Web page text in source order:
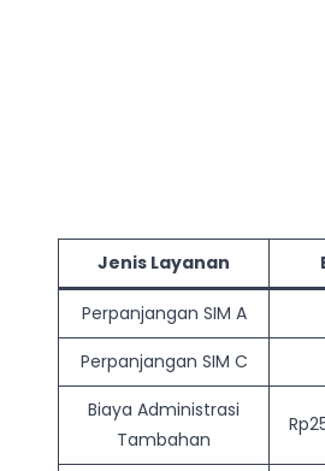
Jenis Layanan
Perpanjangan SIM A
Perpanjangan SIM C
Biaya Administrasi
Tambahan